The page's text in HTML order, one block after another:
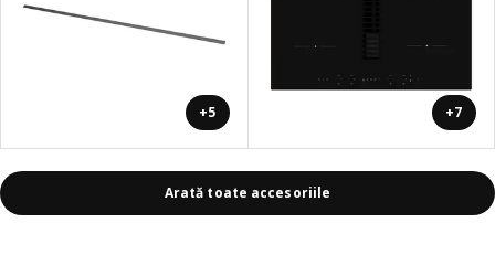
+5 +7
Arată toate accesoriile